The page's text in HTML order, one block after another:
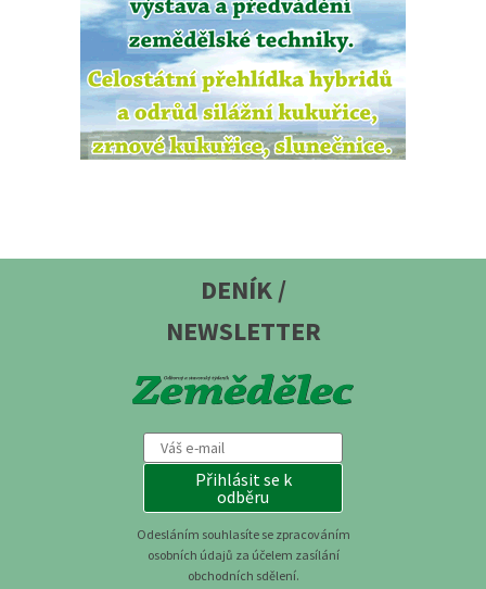
DENÍK /
NEWSLETTER
Přihlásit se k
odběru
Odesláním souhlasíte se zpracováním
osobních údajů za účelem zasílání
obchodních sdělení.